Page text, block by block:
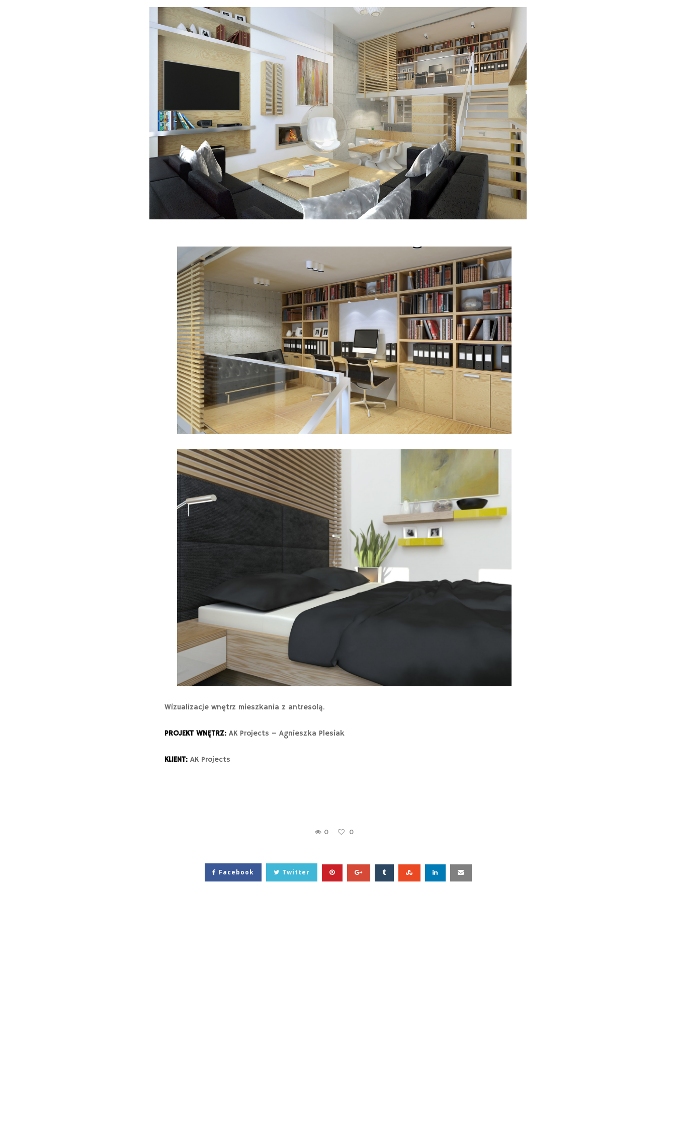
Wizualizacje wnętrz mieszkania z antresolą.
PROJEKT WNĘTRZ: AK Projects – Agnieszka Plesiak
KLIENT: AK Projects
0 0
Facebook Twitter